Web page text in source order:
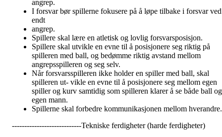
angrep.
I forsvar bør spillerne fokusere på å løpe tilbake i forsvar ved
endt
angrep.
Spillere skal lære en atletisk og lovlig forsvarsposisjon.
Spillere skal utvikle en evne til å posisjonere seg riktig på
spilleren med ball, og bedømme riktig avstand mellom
angrepsspilleren og seg selv.
Når forsvarsspilleren ikke holder en spiller med ball, skal
spilleren ut- vikle en evne til å posisjonere seg mellom egen
spiller og kurv samtidig som spilleren klarer å se både ball og
egen mann.
Spillerne skal forbedre kommunikasjonen mellom hverandre.
----------------------------Tekniske ferdigheter (harde ferdigheter)